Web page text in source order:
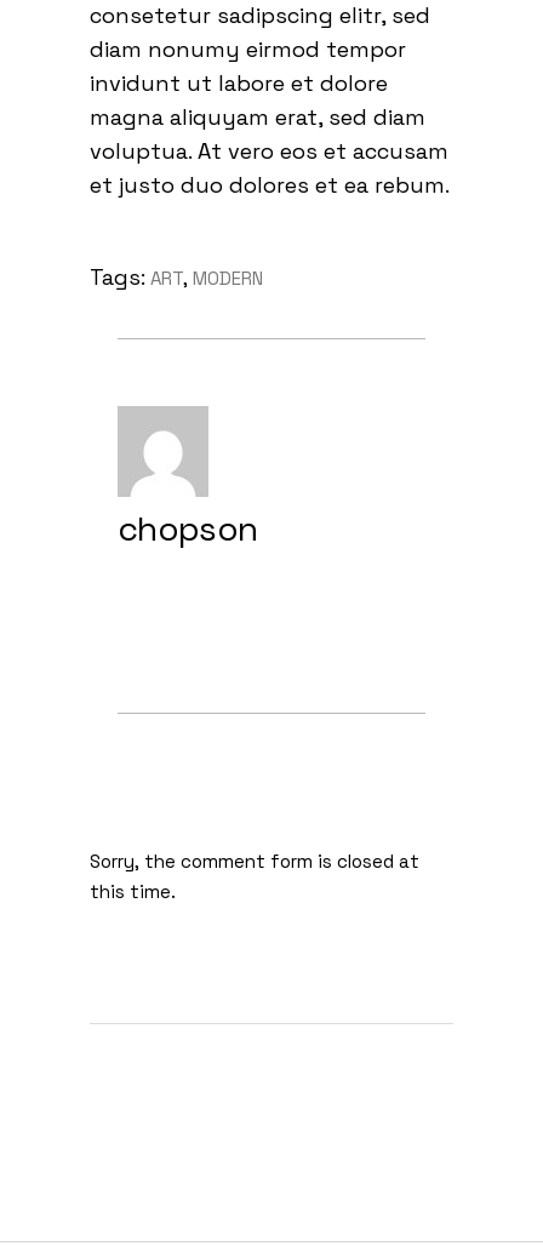
consetetur sadipscing elitr, sed
diam nonumy eirmod tempor
invidunt ut labore et dolore
magna aliquyam erat, sed diam
voluptua. At vero eos et accusam
et justo duo dolores et ea rebum.
Tags: ART, MODERN
chopson
Sorry, the comment form is closed at
this time.